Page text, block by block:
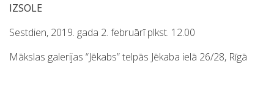
IZSOLE
Sestdien, 2019. gada 2. februārī plkst. 12.00
Mākslas galerijas “Jēkabs” telpās Jēkaba ielā 26/28, Rīgā